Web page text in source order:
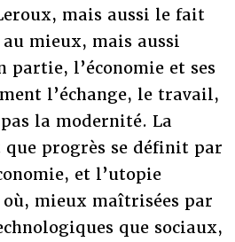
mais aussi le fait
mieux, mais aussi
partie, l’économie et ses
l’échange, le travail,
la modernité. La
progrès se définit par
et l’utopie
mieux maîtrisées par
que sociaux,